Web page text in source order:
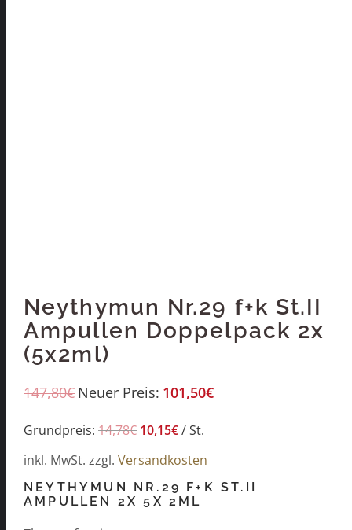
Neythymun Nr.29 f+k St.II
Ampullen Doppelpack 2x
(5x2ml)
147,80€ Neuer Preis: 101,50€
Grundpreis: 14,78€ 10,15€/St.
inkl. MwSt. zzgl. Versandkosten
NEYTHYMUN NR.29 F+K ST.II
AMPULLEN 2X 5X 2ML